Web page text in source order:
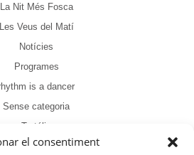
el consentiment
La Nit Més Fosca
Les Veus del Matí
Notícies
Programes
is a dancer
Sense categoria
Tertúlia